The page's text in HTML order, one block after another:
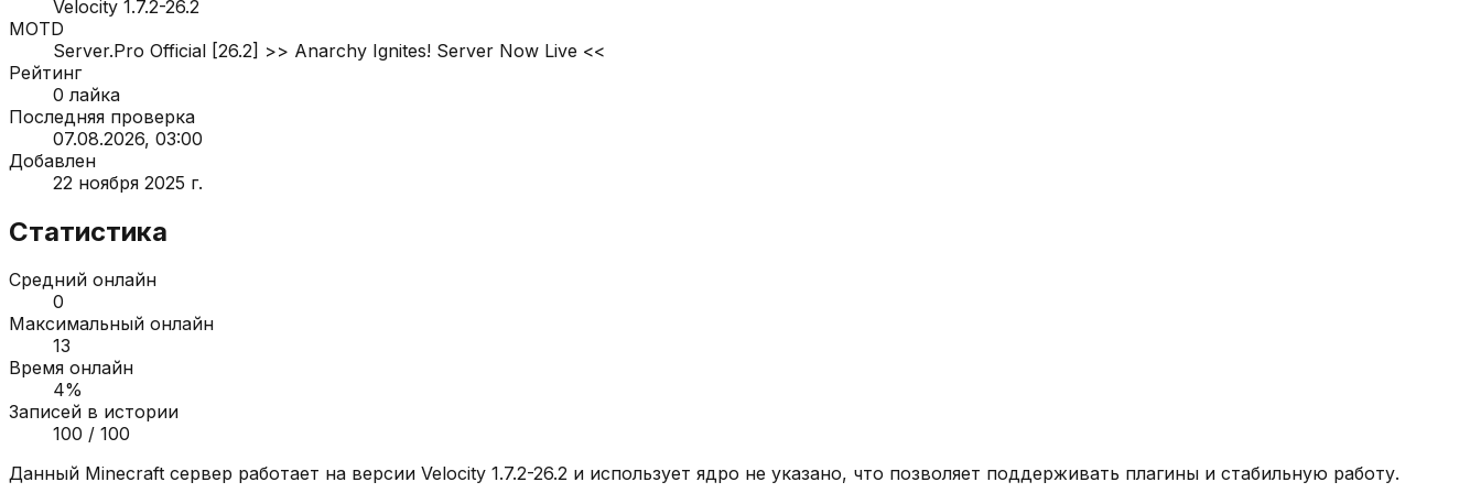
Velocity 1.7.2-26.2
MOTD
Server.Pro Official [26.2] >> Anarchy Ignites! Server Now Live <<
Рейтинг
0 лайка
Последняя проверка
07.08.2026, 03:00
Добавлен
22 ноября 2025 г.
Статистика
Средний онлайн
0
Максимальный онлайн
13
Время онлайн
4%
Записей в истории
100 / 100
Данный Minecraft сервер работает на версии Velocity 1.7.2-26.2 и использует ядро не указано, что позволяет поддерживать плагины и стабильную работу.